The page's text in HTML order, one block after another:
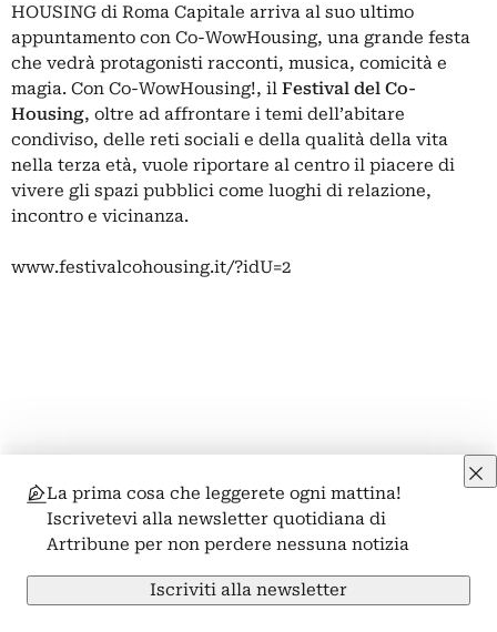
HOUSING di Roma Capitale arriva al suo ultimo
appuntamento con Co-WowHousing, una grande festa
che vedrà protagonisti racconti, musica, comicità e
magia. Con Co-WowHousing!, il Festival del Co-
Housing, oltre ad affrontare i temi dell’abitare
condiviso, delle reti sociali e della qualità della vita
nella terza età, vuole riportare al centro il piacere di
vivere gli spazi pubblici come luoghi di relazione,
incontro e vicinanza.
www.festivalcohousing.it/?idU=2
Aspettando Indiegeno Fest – Diverse
La prima cosa che leggerete ogni mattina!
Iscrivetevi alla newsletter quotidiana di
Artribune per non perdere nessuna notizia
Iscriviti alla newsletter